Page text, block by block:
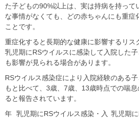
た子どもの90%以上は、実は持病を持って
な事情がなくても、どの赤ちゃんにも重症
ことです。
重症化すると長期的な健康に影響するリス
乳児期にRSウイルスに感染して入院した
も影響が見られる場合があります。
RSウイルス感染症により入院経験のある
もと比べて、3歳、7歳、13歳時点での喘
ると報告されています。
年 乳児期にRSウイルス感染・入 乳児期